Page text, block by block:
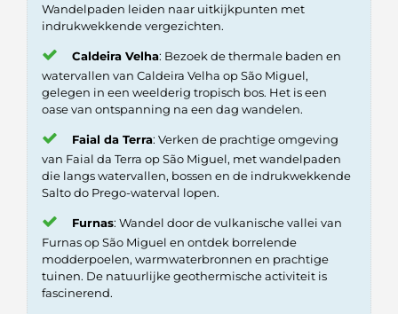
Wandelpaden leiden naar uitkijkpunten met
indrukwekkende vergezichten.
Caldeira Velha: Bezoek de thermale baden en
watervallen van Caldeira Velha op São Miguel,
gelegen in een weelderig tropisch bos. Het is een
oase van ontspanning na een dag wandelen.
Faial da Terra: Verken de prachtige omgeving
van Faial da Terra op São Miguel, met wandelpaden
die langs watervallen, bossen en de indrukwekkende
Salto do Prego-waterval lopen.
Furnas: Wandel door de vulkanische vallei van
Furnas op São Miguel en ontdek borrelende
modderpoelen, warmwaterbronnen en prachtige
tuinen. De natuurlijke geothermische activiteit is
fascinerend.